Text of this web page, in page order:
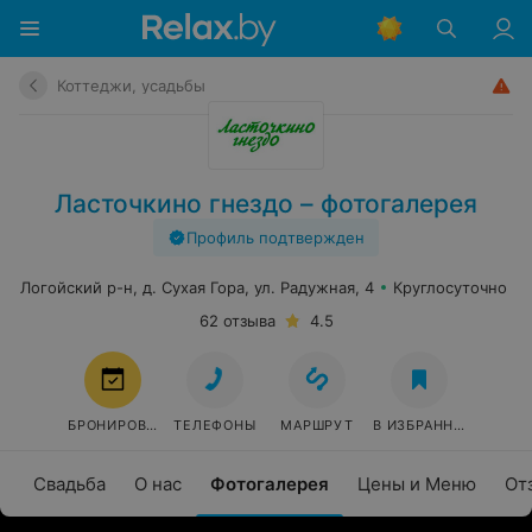
Коттеджи, усадьбы
Ласточкино гнездо – фотогалерея
Профиль подтвержден
Свадьба О нас Фотогалерея Цены и Меню
Логойский р-н, д. Сухая Гора, ул. Радужная, 4
Круглосуточно
62 отзыва
4.5
БРОНИРОВАТЬ ТЕЛЕФОНЫ МАРШРУТ В ИЗБРАННОЕ